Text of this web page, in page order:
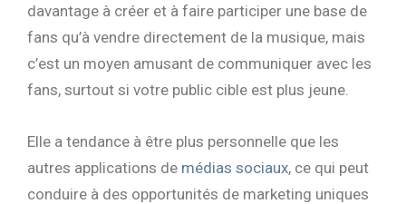
davantage à créer et à faire participer une base de
fans qu’à vendre directement de la musique, mais
c’est un moyen amusant de communiquer avec les
fans, surtout si votre public cible est plus jeune.
Elle a tendance à être plus personnelle que les
autres applications de médias sociaux, ce qui peut
conduire à des opportunités de marketing uniques